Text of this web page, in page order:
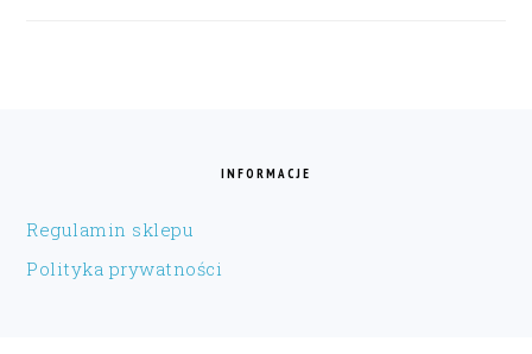
INFORMACJE
Regulamin sklepu
Polityka prywatności